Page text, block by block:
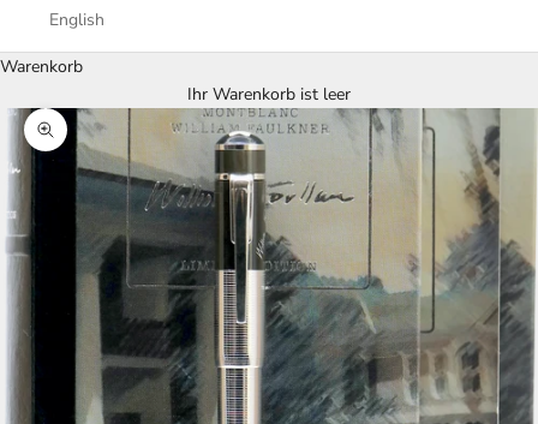
English
Warenkorb
Ihr Warenkorb ist leer
Bild vergrößern